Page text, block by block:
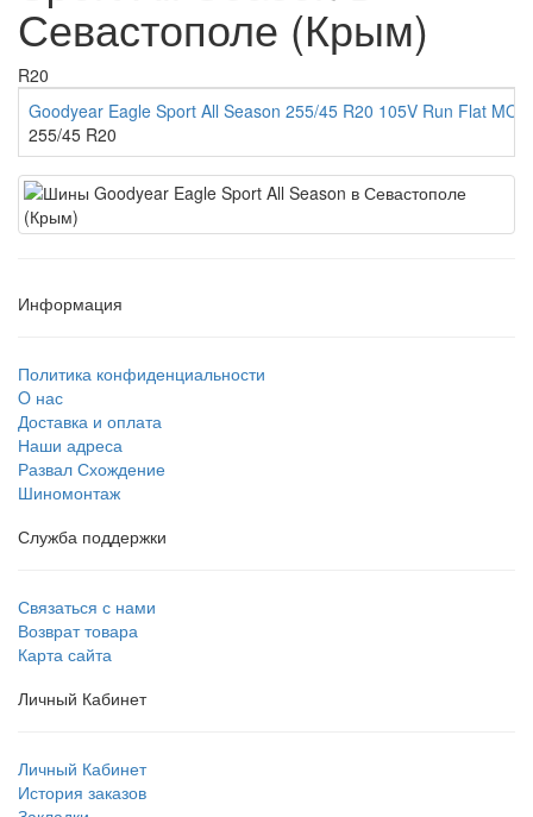
Севастополе (Крым)
R20
Goodyear Eagle Sport All Season 255/45 R20 105V Run Flat MOE
255/45 R20
Информация
Политика конфиденциальности
O нас
Доставка и оплата
Наши адреса
Развал Схождение
Шиномонтаж
Служба поддержки
Связаться с нами
Возврат товара
Карта сайта
Личный Кабинет
Личный Кабинет
История заказов